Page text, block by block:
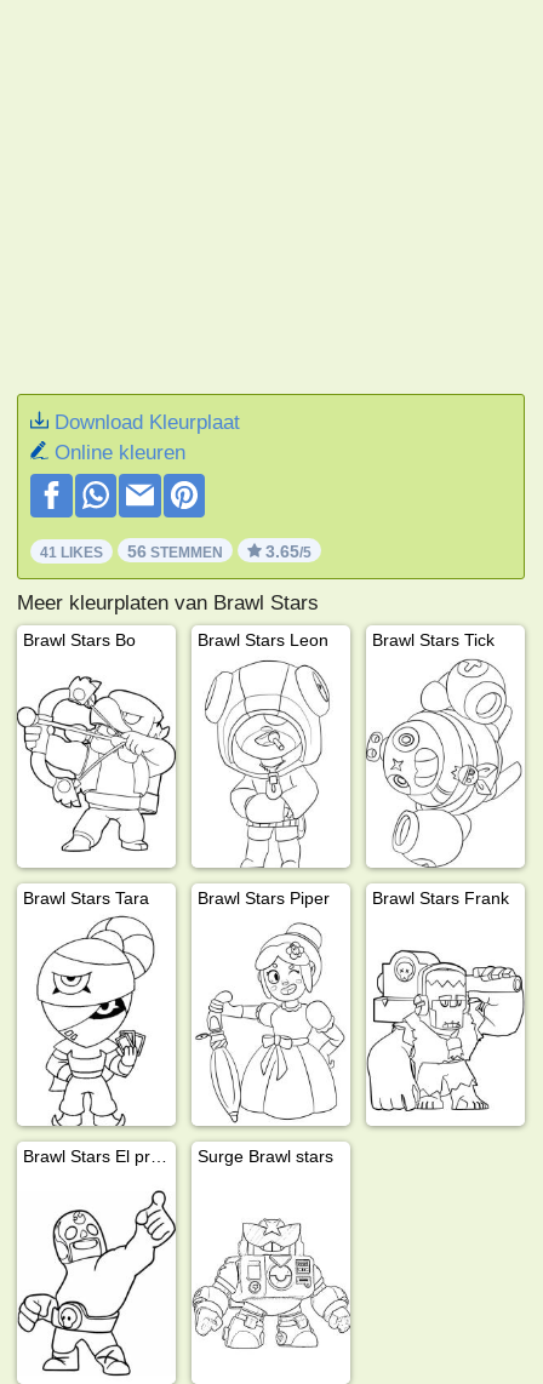
Download Kleurplaat
Online kleuren
41 LIKES 56 STEMMEN 3.65/5
Meer kleurplaten van Brawl Stars
Brawl Stars Bo Brawl Stars Leon Brawl Stars Tick
Brawl Stars Tara Brawl Stars Piper Brawl Stars Frank
Surge Brawl stars